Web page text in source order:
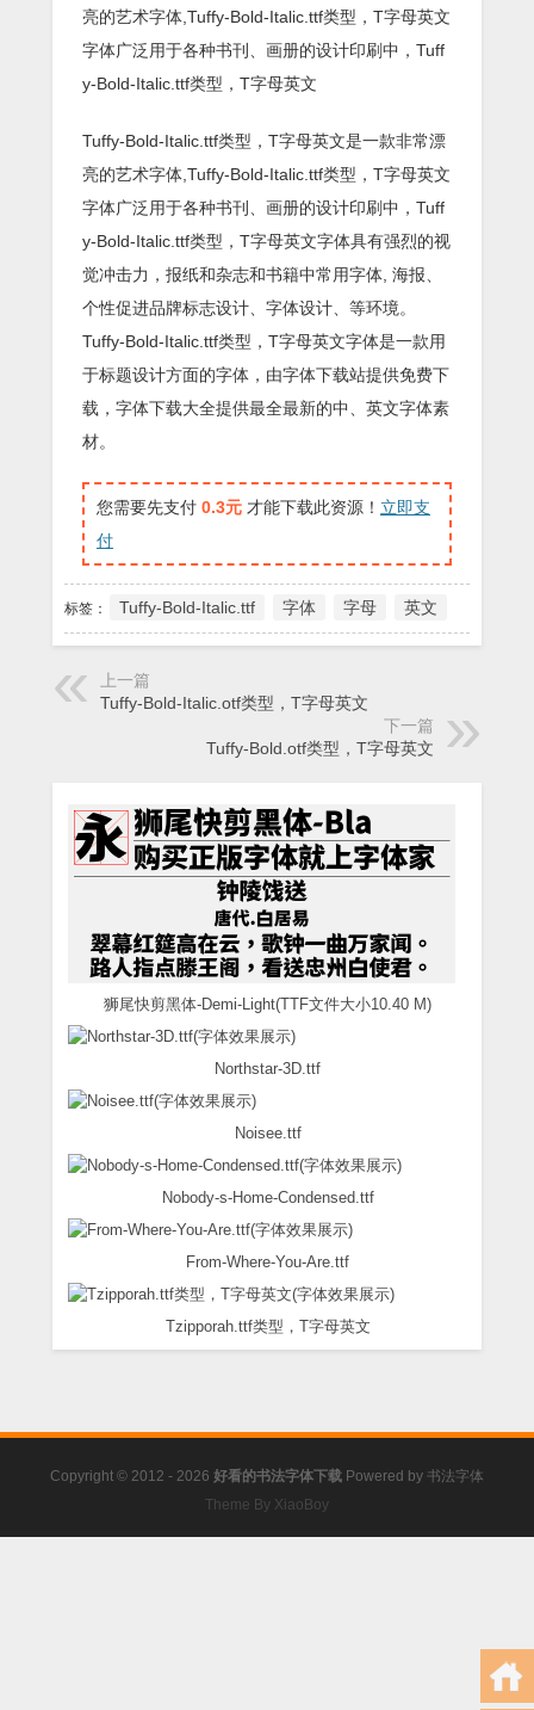
亮的艺术字体,Tuffy-Bold-Italic.ttf类型，T字母英文
字体广泛用于各种书刊、画册的设计印刷中，Tuff
y-Bold-Italic.ttf类型，T字母英文
Tuffy-Bold-Italic.ttf类型，T字母英文是一款非常漂
亮的艺术字体,Tuffy-Bold-Italic.ttf类型，T字母英文
字体广泛用于各种书刊、画册的设计印刷中，Tuff
y-Bold-Italic.ttf类型，T字母英文字体具有强烈的视
觉冲击力，报纸和杂志和书籍中常用字体, 海报、
个性促进品牌标志设计、字体设计、等环境。
Tuffy-Bold-Italic.ttf类型，T字母英文字体是一款用
于标题设计方面的字体，由字体下载站提供免费下
载，字体下载大全提供最全最新的中、英文字体素
材。
您需要先支付 0.3元 才能下载此资源！ 立即支
付
标签： Tuffy-Bold-Italic.ttf 字体 字母 英文
上一篇
Tuffy-Bold-Italic.otf类型，T字母英文
下一篇
Tuffy-Bold.otf类型，T字母英文
狮尾快剪黑体-Demi-Light(TTF文件大小10.40 M)
Northstar-3D.ttf
Noisee.ttf
Nobody-s-Home-Condensed.ttf
From-Where-You-Are.ttf
Tzipporah.ttf类型，T字母英文
Copyright © 2012 - 2026 好看的书法字体下载 Powered by 书法字体
Theme By XiaoBoy